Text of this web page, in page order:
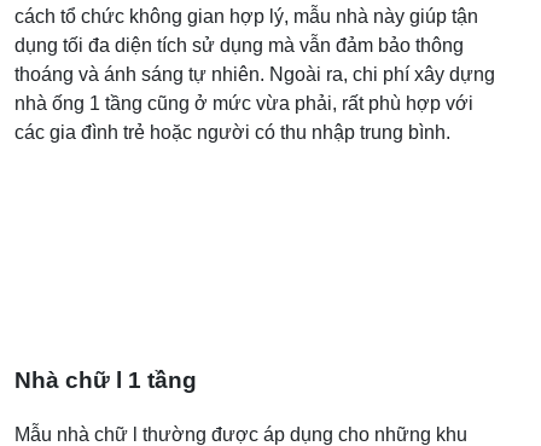
cách tổ chức không gian hợp lý, mẫu nhà này giúp tận
dụng tối đa diện tích sử dụng mà vẫn đảm bảo thông
thoáng và ánh sáng tự nhiên. Ngoài ra, chi phí xây dựng
nhà ống 1 tầng cũng ở mức vừa phải, rất phù hợp với
các gia đình trẻ hoặc người có thu nhập trung bình.
Nhà chữ l 1 tầng
Mẫu nhà chữ l thường được áp dụng cho những khu